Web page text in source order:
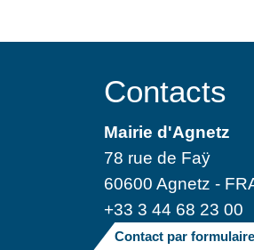
Contacts
Mairie d'Agnetz
78 rue de Faÿ
60600 Agnetz -
+33 3 44 68 23 00
Contact par formulaire